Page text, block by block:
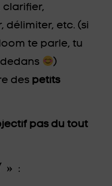
clarifier,
délimiter, etc. (si
te parle, tu
)
des petits
pas du tout
» :